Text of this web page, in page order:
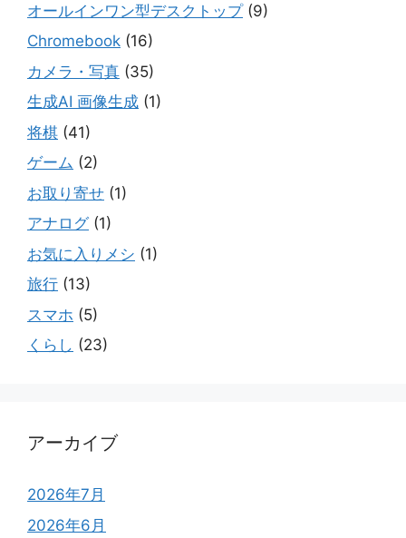
オールインワン型デスクトップ(9)
Chromebook (16)
カメラ・写真 (35)
生成AI 画像生成 (1)
将棋 (41)
ゲーム (2)
お取り寄せ (1)
アナログ(1)
お気に入りメシ (1)
旅行 (13)
スマホ (5)
くらし (23)
アーカイブ
2026年7月
2026年6月